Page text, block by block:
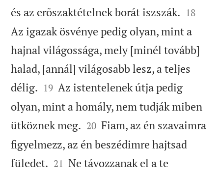
és az erõszaktételnek borát iszszák. 

18
Az igazak ösvénye pedig olyan, mint a
hajnal világossága, mely [minél tovább]
halad, [annál] világosabb lesz, a teljes
délig. 

19 Az istentelenek útja pedig
olyan, mint a homály, nem tudják miben
ütköznek meg. 

20 Fiam, az én szavaimra
figyelmezz, az én beszédimre hajtsad
füledet. 

21 Ne távozzanak el a te